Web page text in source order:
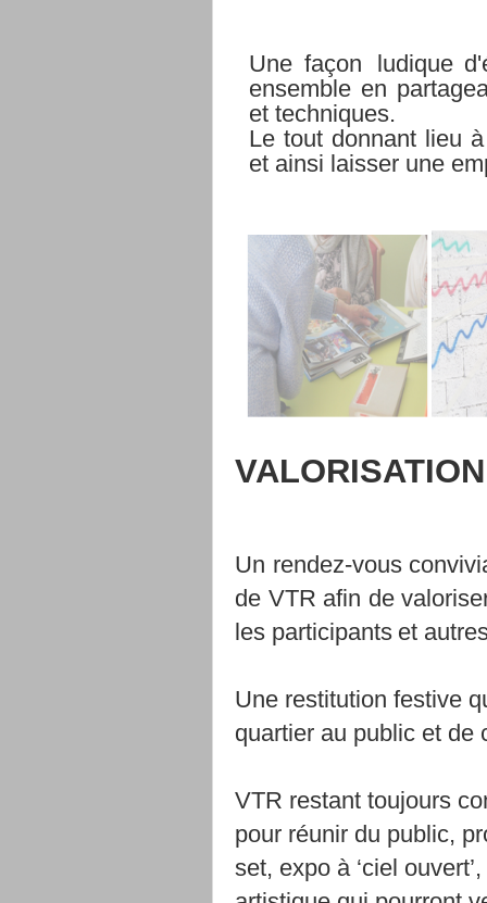
Une façon
ludique
ensemble en
et techniques.
Le tout donnant lieu
et ainsi laisser une
VALORISATION
Un rendez-vous
de VTR afin de
les participants et
Une restitution festive
quartier au public et de
VTR restant toujours
pour réunir du public,
set, expo à ‘ciel